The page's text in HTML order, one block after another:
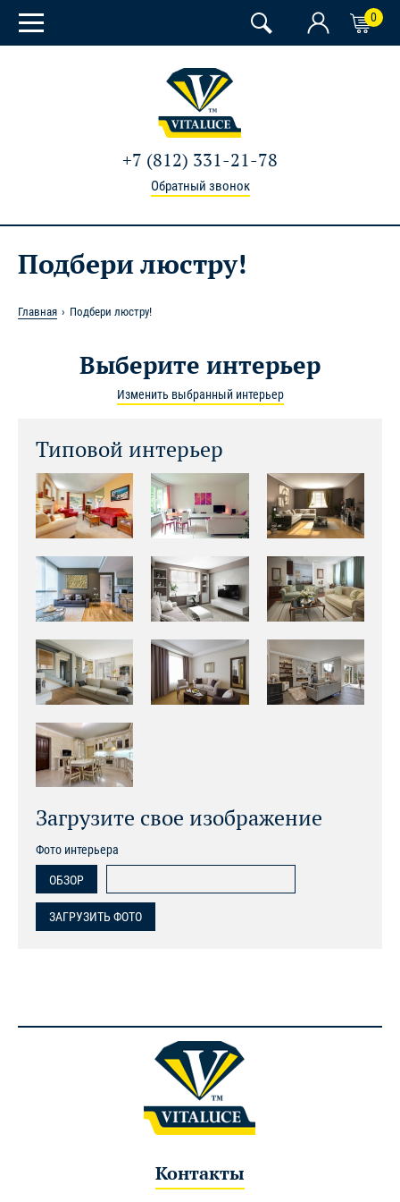
0
+7 (812) 331-21-78
Обратный звонок
Подбери люстру!
Главная Подбери люстру!
Выберите интерьер
Изменить выбранный интерьер
Типовой интерьер
Загрузите свое изображение
Фото интерьера
ОБЗОР
ЗАГРУЗИТЬ ФОТО
Контакты